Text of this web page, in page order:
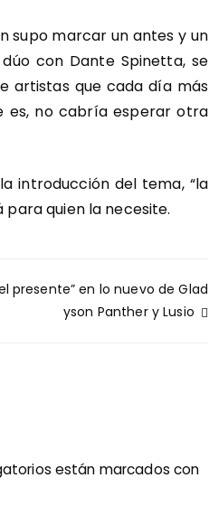
supo marcar un antes y un
con Dante Spinetta, se
artistas que cada día más
es, no cabría esperar otra
introducción del tema, “la
para quien la necesite.
presente” en lo nuevo de Glad
yson Panther y Lusio
están marcados con